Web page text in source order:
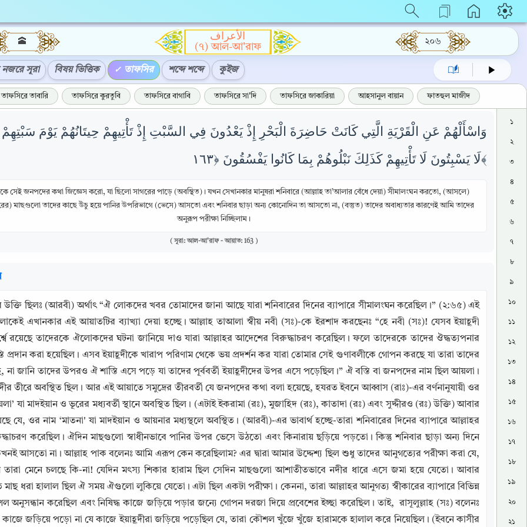
🕋
الأعراف
(৭) আল-আ'রাফ
২০৬
সূরা বিষয় ভিত্তিক তাফসির শব্দে শব্দে কুইজ
তাফসিরে তাবারি তাফসিরে কুরতুবি তাফসিরে বাগাবি তাফসিরে সা'দি তাফসিরে জাকারিয়া আহসানুল বায়ান ফাতহুল মাজীদ
وَاسْأَلْهُمْ عَنِ الْقَرْيَةِ الَّتِي كَانَتْ حَاضِرَةَ الْبَحْرِ إِذْ يَعْدُونَ فِي السَّبْتِ إِذْ تَأْتِيهِمْ حِيتَانُهُمْ يَوْمَ
لَا يَسْبِتُونَ لَا تَأْتِيهِمْ كَذَلِكَ نَبْلُوهُمْ بِمَا كَانُوا يَفْسُقُونَ ﴿١٦٣﴾
সেই জনপদের কথা জিজ্ঞেস করো, যা ছিলো সাগরের পাড়ে (অবস্থিত) । যখন সেখানকার মানুষরা শনিবারে (আল্লাহ তা’আলার বেঁধে দেয়া) সীমালংঘন করতো, (আসলে)
মাছগুলো তাদের কাছে উঁচু হয়ে পানির উপরিভাগে (ভেসে) আসতো এবং শনিবার ছাড়া অন্য কোনোদিন তা আসতো না, (বস্তুত) তাদের অবাধ্যতার কারণেই আমি তাদের
অনুরূপ পরীক্ষা নিচ্ছিলাম।
( সূরা: আল-আ'রাফ - আয়াত: 163 )
উক্তি ছিলঃ (আরবী) অর্থাৎ “ঐ লোকদের খবর তোমাদের জানা আছে যারা শনিবারের দিনের ব্যাপারে সীমালংঘন করেছিল।” (২:৬৫) এই
এখানকার এই আয়াতটির ব্যাখ্যা দেয়া হচ্ছে। আল্লাহ তাআলা স্বীয় নবী (সঃ)-কে ইরশাদ করছেনঃ “হে নবী (সঃ)! যেসব ইয়াহূদী
রয়েছে তাদেরকে ঐলোকদের ঘটনা জানিয়ে দাও যারা আল্লাহর আদেশের বিরুদ্ধাচরণ করেছিল। ফলে তাদেরকে তাদের ঔদ্ধত্যপনার
প্রদান করা হয়েছিল। এসব ইয়াহূদীকে খারাপ পরিণাম থেকে ভয় প্রদর্শন কর যারা তোমার সেই গুণাবলীকে গোপন করছে যা তারা তাদের
না জানি তাদের উপরও ঐ শাস্তি এসে পড়ে যা তাদের পূর্ববর্তী ইয়াহূদীদের উপর এসে পড়েছিল।” ঐ বস্তি বা জনপদের নাম ছিল আয়লা।
তীরে অবস্থিত ছিল। আর এই আয়াতে সমুদ্রের তীরবর্তী যে জনপদের কথা বলা হয়েছে, হযরত ইবনে আব্বাস (রাঃ)-এর বর্ণনানুযায়ী ওর
যা মাদইয়ান ও ভূরের মধ্যবর্তী স্থানে অবস্থিত ছিল। (এটাই ইকরামা (রঃ), মুজাহিদ (রঃ), কাতাদা (রঃ) এবং সুদ্দীরও (রঃ) উক্তি) আবার
যে, ওর নাম ‘মাতনা' যা মাদইয়ান ও আয়নার মধ্যস্থলে অবস্থিত। (আরবী)-এর ভাবার্থ হচ্ছে-তারা শনিবারের দিনের ব্যাপারে আল্লাহর
করেছিল। ঐদিন মাছগুলো স্বাধীনভাবে পানির উপর ভেসে উঠতো এবং কিনারায় ছড়িয়ে পড়তো। কিন্তু শনিবার ছাড়া অন্য দিনে
আসতো না। আল্লাহ পাক বলেনঃ আমি এরূপ কেন করেছিলাম? এর দ্বারা আমার উদ্দেশ্য ছিল শুধু তাদের আনুগত্যের পরীক্ষা করা যে,
মেনে চলছে কি-না! যেদিন মৎস্য শিকার হারাম ছিল সেদিন মাছগুলো আশাতীতভাবে নদীর ধারে এসে জমা হয়ে যেতো। আবার
ধরা হালাল ছিল ঐ সময় ঐগুলো লুকিয়ে যেতো। এটা ছিল একটা পরীক্ষা। কেননা, তারা আল্লাহর আনুগত্য স্বীকারের ব্যাপারে বিভিন্ন
অনুসন্ধান করেছিল এবং নিষিদ্ধ কাজে জড়িয়ে পড়ার জন্যে গোপন দরজা দিয়ে প্রবেশের ইচ্ছা করেছিল। তাই,  রাসূলুল্লাহ (সঃ) বলেনঃ
জড়িয়ে পড়ো না যে কাজে ইয়াহূদীরা জড়িয়ে পড়েছিল যে, তারা কৌশল খুঁজে খুঁজে হারামকে হালাল করে নিয়েছিল। (ইবনে কাসীর
১
২
৩
৪
৫
৬
৭
৮
৯
১০
১১
১২
১৩
১৪
১৫
১৬
১৭
১৮
১৯
২০
২১
Copy